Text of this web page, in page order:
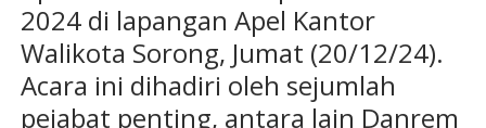
2024 di lapangan Apel Kantor
Walikota Sorong, Jumat (20/12/24).
Acara ini dihadiri oleh sejumlah
pejabat penting, antara lain Danrem